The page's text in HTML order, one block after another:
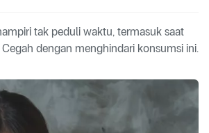
tak peduli waktu, termasuk saat
dengan menghindari konsumsi ini.